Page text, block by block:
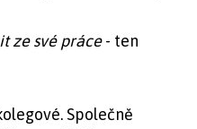
ze své práce- ten
Společně